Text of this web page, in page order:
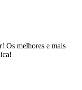
Os melhores e mais